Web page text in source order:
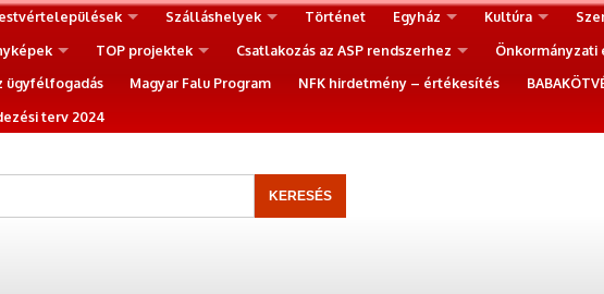
Szálláshelyek Történet Egyház Kultúra
TOP projektek Csatlakozás az ASP rendszerhez
Önkormányzati
ügyfélfogadás Magyar Falu Program NFK hirdetmény – értékesítés
terv 2024